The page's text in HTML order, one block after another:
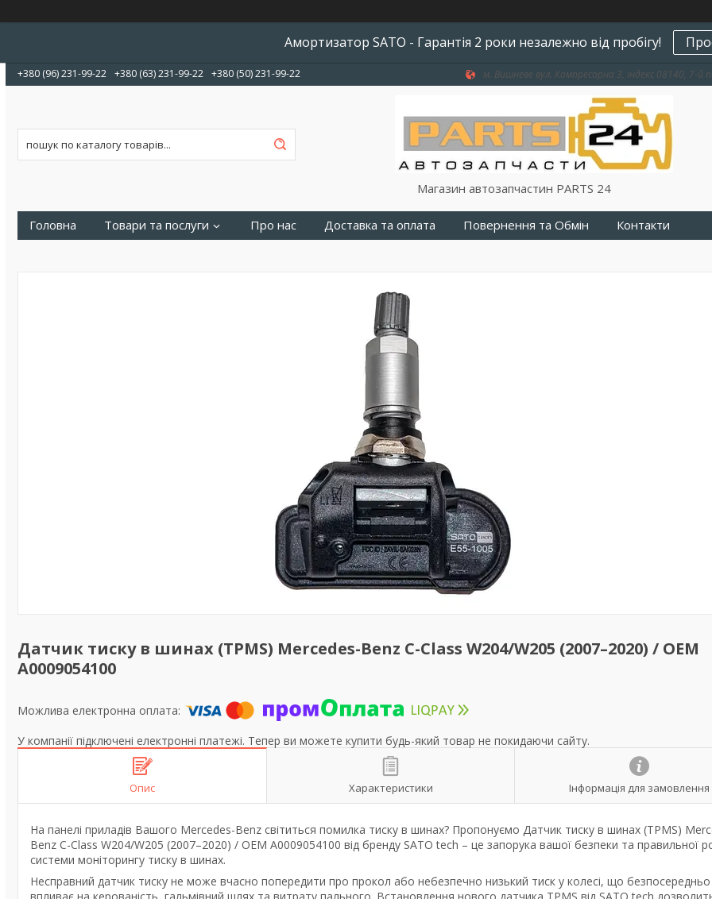
Амортизатор SATO - Гарантія 2 роки незалежно від пробігу!
+380 (96) 231-99-22 +380 (63) 231-99-22 +380 (50) 231-99-22 м. Вишневе вул. Компресорна 3, індекс 08140, 7-й
Магазин автозапчастин PARTS 24
Головна Товари та послуги Про нас Доставка та оплата Повернення та Обмін Контакти
Датчик тиску в шинах (TPMS) Mercedes-Benz C-Class W204/W205 (2007–2020) / OEM
A0009054100
У компанії підключені електронні платежі. Тепер ви можете купити будь-який товар не покидаючи сайту.
Опис Характеристики Інформація для замовлення
На панелі приладів Вашого Mercedes-Benz світиться помилка тиску в шинах? Пропонуємо Датчик тиску в шинах (TPMS)
Benz C-Class W204/W205 (2007–2020) / OEM A0009054100 від бренду SATO tech – це запорука вашої безпеки та правильної
системи моніторингу тиску в шинах.
Несправний датчик тиску не може вчасно попередити про прокол або небезпечно низький тиск у колесі, що безпосередньо